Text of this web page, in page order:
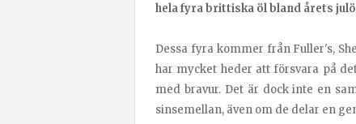
hela fyra brittiska öl bland årets
Dessa fyra kommer från Fuller's,
har mycket heder att försvara på
med bravur. Det är dock inte en
sinsemellan, även om de delar en